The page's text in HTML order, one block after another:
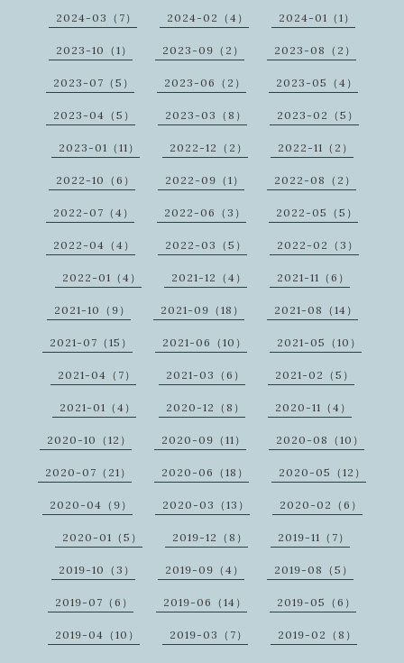
2024-03（7） 2024-02（4） 2024-01（1）
2023-10（1） 2023-09（2） 2023-08（2）
2023-07（5） 2023-06（2） 2023-05（4）
2023-04（5） 2023-03（8） 2023-02（5）
2023-01（11） 2022-12（2） 2022-11（2）
2022-10（6） 2022-09（1） 2022-08（2）
2022-07（4） 2022-06（3） 2022-05（5）
2022-04（4） 2022-03（5） 2022-02（3）
2022-01（4） 2021-12（4） 2021-11（6）
2021-10（9） 2021-09（18） 2021-08（14）
2021-07（15） 2021-06（10） 2021-05（10）
2021-04（7） 2021-03（6） 2021-02（5）
2021-01（4） 2020-12（8） 2020-11（4）
2020-10（12） 2020-09（11） 2020-08（10）
2020-07（21） 2020-06（18） 2020-05（12）
2020-04（9） 2020-03（13） 2020-02（6）
2020-01（5） 2019-12（8） 2019-11（7）
2019-10（3） 2019-09（4） 2019-08（5）
2019-07（6） 2019-06（14） 2019-05（6）
2019-04（10） 2019-03（7） 2019-02（8）